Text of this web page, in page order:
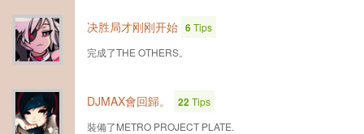
决胜局才刚刚开始 6Tips
完成了THE OTHERS。
DJMAX會回歸。 22Tips
裝備了METRO PROJECT PLATE.